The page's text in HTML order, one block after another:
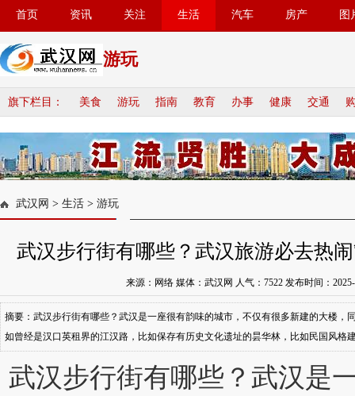
首页 资讯 关注 生活 汽车 房产 图
游玩
旗下栏目： 美食 游玩 指南 教育 办事 健康 交通
武汉网 > 生活 > 游玩
武汉步行街有哪些？武汉旅游必去热
来源：网络 媒体：武汉网 人气： 7522 发布时间：
摘要：武汉步行街有哪些？武汉是一座很有韵味的城市，不仅有很多新建的大楼，
如曾经是汉口英租界的江汉路，比如保存有历史文化遗址的昙华林，比如民国风格
现代建筑风格的，也有复古繁华的。下面我们就来看看武汉有哪些可以光观的特色
武汉步行街有哪些？武汉是